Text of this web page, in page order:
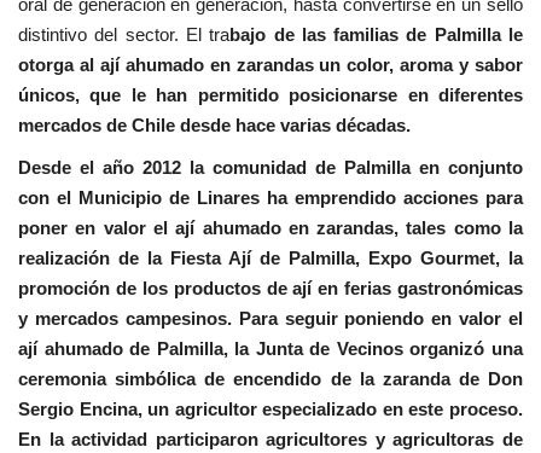
distintivo del sector. El trabajo de las familias de Palmilla le
otorga al ají ahumado en zarandas un color, aroma y sabor
únicos, que le han permitido posicionarse en diferentes
mercados de Chile desde hace varias décadas.
Desde el año 2012 la comunidad de Palmilla en conjunto
con el Municipio de Linares ha emprendido acciones para
poner en valor el ají ahumado en zarandas, tales como la
realización de la Fiesta Ají de Palmilla, Expo Gourmet, la
promoción de los productos de ají en ferias gastronómicas
y mercados campesinos. Para seguir poniendo en valor el
ají ahumado de Palmilla, la Junta de Vecinos organizó una
ceremonia simbólica de encendido de la zaranda de Don
Sergio Encina, un agricultor especializado en este proceso.
En la actividad participaron agricultores y agricultoras de